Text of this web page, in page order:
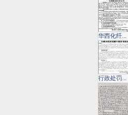
华西化纤...
行政处罚...